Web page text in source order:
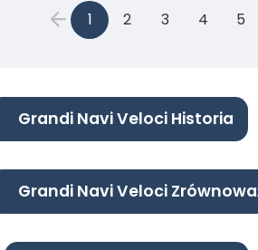
1 2 3 4 5
Grandi Navi Veloci Historia
Grandi Navi Veloci